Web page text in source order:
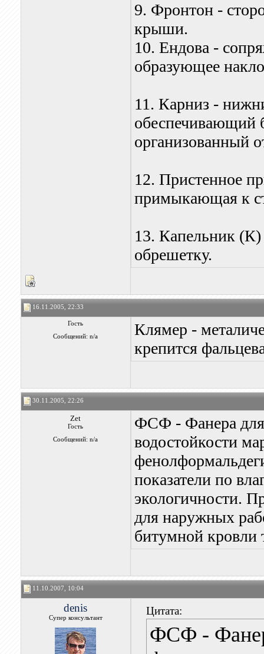
9. Фронтон -
крыши.
10. Ендова -
образующее
11. Карниз -
обеспечивающий
организованный
12. Пристенное
примыкающая к
13. Капельник
обрешетку.
16.11.2005, 22:33
Гость
Сообщений: n/a
Клямер -
крепится
30.11.2005, 22:26
Zet
Гость
Сообщений: n/a
ФСФ - Фанера
водостойкости
показатели по
экологичности.
для наружных
битумной кровли
11.10.2007, 10:04
denis
Супер консультант
Цитата:
ФСФ -